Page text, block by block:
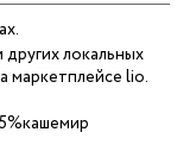
локальных
маркетплейсе lio.